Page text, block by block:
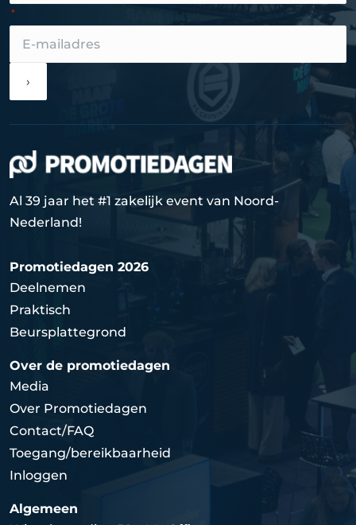
›
Al 39 jaar het #1 zakelijk event van Noord-
Nederland!
Promotiedagen 2026
Deelnemen
Praktisch
Beursplattegrond
Over de promotiedagen
Media
Over Promotiedagen
Contact/FAQ
Toegang/bereikbaarheid
Inloggen
Algemeen